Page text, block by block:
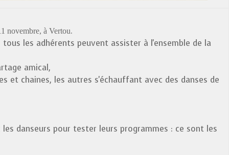
novembre, à Vertou.
les adhérents peuvent assister à l'ensemble de la
amical,
et chaines, les autres s'échauffant avec des danses de
danseurs pour tester leurs programmes : ce sont les